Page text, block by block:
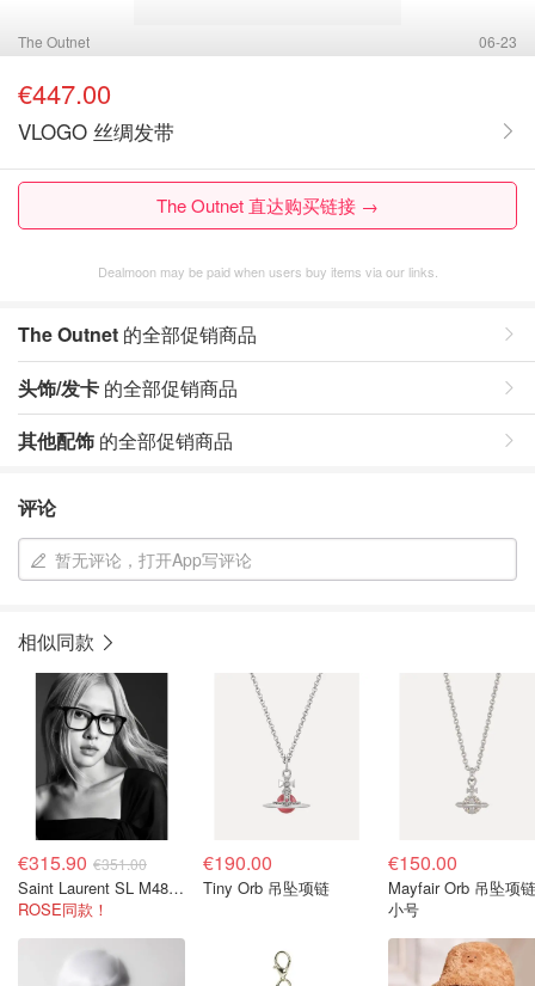
The Outnet 06-23
€447.00
VLOGO 丝绸发带
The Outnet 直达购买链接 →
Dealmoon may be paid when users buy items via our links.
The Outnet 的全部促销商品
头饰/发卡 的全部促销商品
其他配饰 的全部促销商品
评论
暂无评论，打开App写评论
相似同款
€315.90 €351.00
Saint Laurent SL M48O 眼镜
ROSE同款！
€190.00
Tiny Orb 吊坠项链
€150.00
Mayfair Orb 吊坠项链
小号